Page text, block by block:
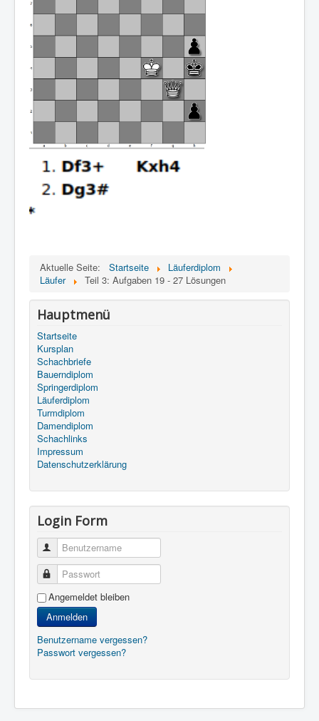
Aktuelle Seite: Startseite
Läuferdiplom
Läufer
Teil 3: Aufgaben 19 - 27 Lösungen
Hauptmenü
Startseite
Kursplan
Schachbriefe
Bauerndiplom
Springerdiplom
Läuferdiplom
Turmdiplom
Damendiplom
Schachlinks
Impressum
Datenschutzerklärung
Login Form
Benutzername
Passwort
Angemeldet bleiben
Anmelden
Benutzername vergessen?
Passwort vergessen?